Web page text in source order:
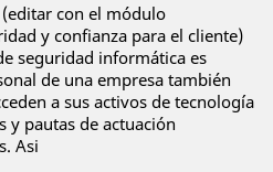
con el módulo
y confianza para el cliente)
seguridad informática es
de una empresa también
a sus activos de tecnología
pautas de actuación
Asi